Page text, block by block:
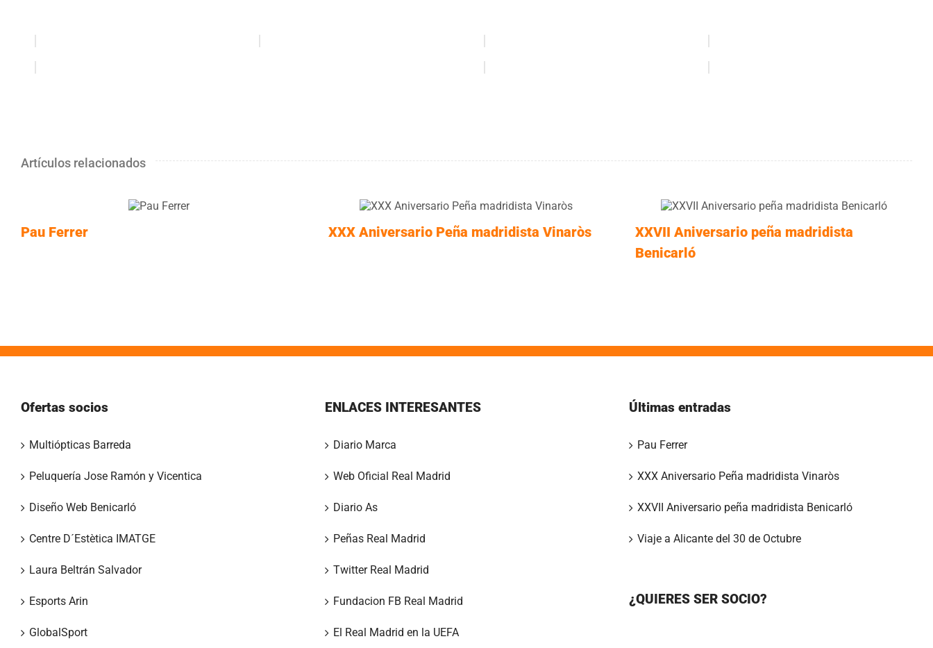
Artículos relacionados
Pau Ferrer XXX Aniversario Peña madridista Vinaròs
XXVII Aniversario peña madridista
Benicarló
Ofertas socios
Multiópticas Barreda
Peluquería Jose Ramón y Vicentica
Diseño Web Benicarló
Centre D´Estètica IMATGE
Laura Beltrán Salvador
Esports Arin
GlobalSport
ENLACES INTERESANTES
Diario Marca
Web Oficial Real Madrid
Diario As
Peñas Real Madrid
Twitter Real Madrid
Fundacion FB Real Madrid
El Real Madrid en la UEFA
Últimas entradas
Pau Ferrer
XXX Aniversario Peña madridista Vinaròs
XXVII Aniversario peña madridista Benicarló
Viaje a Alicante del 30 de Octubre
¿QUIERES SER SOCIO?